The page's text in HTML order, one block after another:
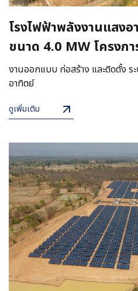
โรงไฟฟ้าพลังงานแส
ขนาด 4.0 MW โครงก
โนนสัง
งานออกแบบ ก่อสร้าง และติดตั้ง
อาทิตย์
ดูเพิ่มเติม